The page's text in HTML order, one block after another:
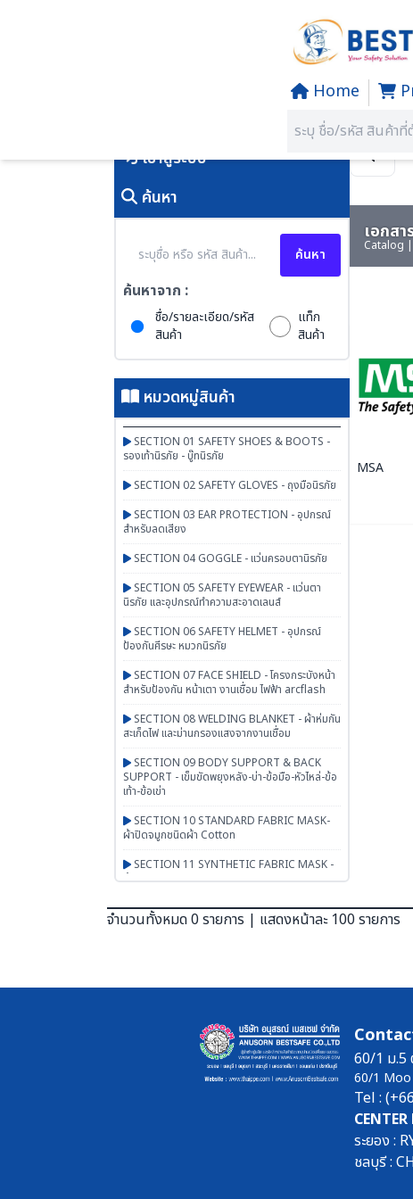
Home
SECTION 68
เข้าสู่ระบบ
ค้นหา
ค้นหา
ค้นหาจาก :
ชื่อ/รายละเอียด/รหัส
สินค้า
แท็ก
สินค้า
หมวดหมู่สินค้า
SECTION 01 SAFETY SHOES & BOOTS -
รองเท้านิรภัย - บู๊ทนิรภัย
SECTION 02 SAFETY GLOVES - ถุงมือนิรภัย
SECTION 03 EAR PROTECTION - อุปกรณ์
สำหรับลดเสียง
SECTION 04 GOGGLE - แว่นครอบตานิรภัย
SECTION 05 SAFETY EYEWEAR - แว่นตา
นิรภัย และอุปกรณ์ทำความสะอาดเลนส์
SECTION 06 SAFETY HELMET - อุปกรณ์
ป้องกันศีรษะ หมวกนิรภัย
SECTION 07 FACE SHIELD - โครงกระบังหน้า
สำหรับป้องกัน หน้าเตา งานเชื่อม ไฟฟ้า arcflash
SECTION 08 WELDING BLANKET - ผ้าห่มกัน
สะเก็ดไฟ และม่านกรองแสงจากงานเชื่อม
SECTION 09 BODY SUPPORT & BACK
SUPPORT - เข็มขัดพยุงหลัง-บ่า-ข้อมือ-หัวไหล่-ข้อ
เท้า-ข้อเข่า
SECTION 10 STANDARD FABRIC MASK-
ผ้าปิดจมูกชนิดผ้า Cotton
SECTION 11 SYNTHETIC FABRIC MASK -
ผ้าปิดจมูกเสริมใยสังเคราะห์ UN95 SERIES
SECTION 12 RESPIRATOR - หน้ากากตลับ
กรอง
SECTION 15 SCBA FENAN - Self
Contained Breathing Apparatus - ชุดเครื่อง
SECTION 16 SAFETY CAP | HOOD | หมวก
เอกส
Catalog
MSA
จำนวนทั้งหมด 0 รายการ | แสดงหน้าละ 100 รายการ
60/1 ม.5
60/1 Moo
Tel :
ระยอง :
ชลบุรี :